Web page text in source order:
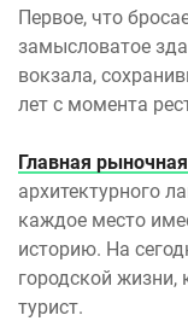
Первое, что
замысловатое
вокзала,
лет с момента
Главная
архитектурного
каждое место
историю. На
городской жизни,
турист.